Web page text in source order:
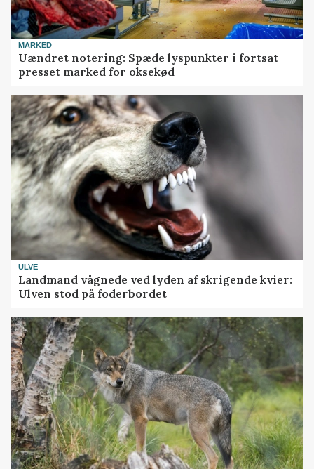
MARKED
Uændret notering: Spæde lyspunkter i fortsat
presset marked for oksekød
ULVE
Landmand vågnede ved lyden af skrigende kvier:
Ulven stod på foderbordet